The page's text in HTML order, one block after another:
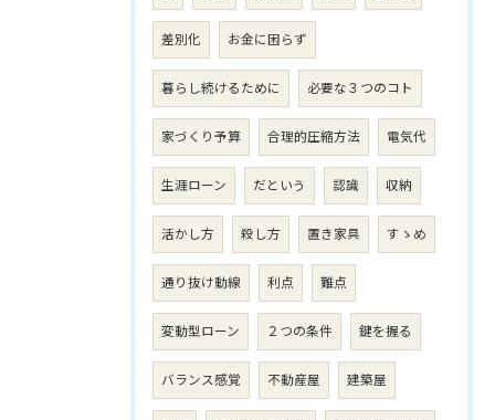
差別化 お金に困らず
暮らし続けるために 必要な３つのコト
家づくり予算 合理的圧縮方法 電気代
生涯ローン だという 認識 収納
活かし方 殺し方 置き家具 すゝめ
通り抜け動線 利点 難点
変動型ローン ２つの条件 鍵を握る
バランス感覚 不動産屋 建築屋